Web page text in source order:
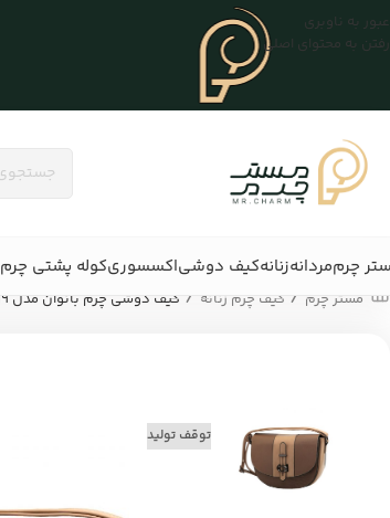
عبور به ناوبری
رفتن به محتوای اصلی
چرممردانهزنانهکیف دوشیاکسسوریکوله پشتی چرم
مستر چرم / کیف چرم زنانه / کیف دوشی چرم بانوان مدل mrch۱۶۱۹
توقف تولید